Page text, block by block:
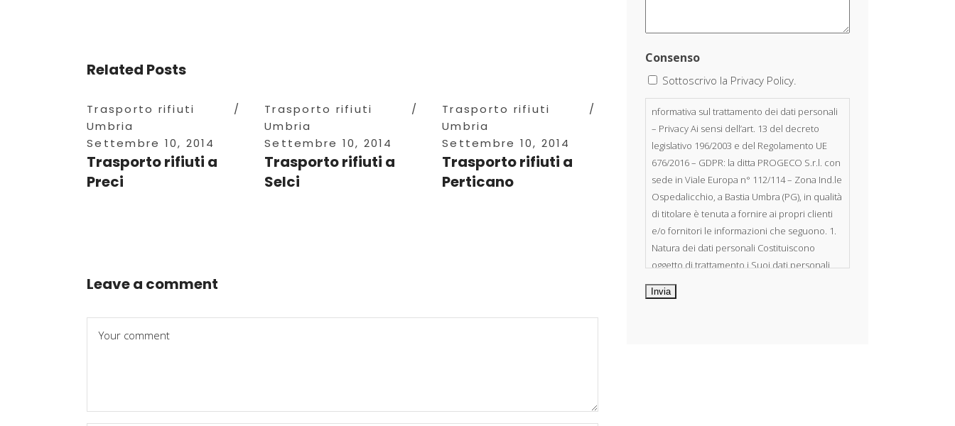
Related Posts
Trasporto rifiuti
Umbria
Settembre 10, 2014
Trasporto rifiuti a
Preci
Trasporto rifiuti
Umbria
Settembre 10, 2014
Trasporto rifiuti a
Selci
Trasporto rifiuti
Umbria
Settembre 10, 2014
Trasporto rifiuti a
Perticano
Leave a comment
Consenso
Sottoscrivo la Privacy Policy.
nformativa sul trattamento dei dati personali
– Privacy Ai sensi dell’art. 13 del decreto
legislativo 196/2003 e del Regolamento UE
676/2016 – GDPR: la ditta PROGECO S.r.l. con
sede in Viale Europa n° 112/114 – Zona Ind.le
Ospedalicchio, a Bastia Umbra (PG), in qualità
di titolare è tenuta a fornire ai propri clienti
e/o fornitori le informazioni che seguono. 1.
Natura dei dati personali Costituiscono
oggetto di trattamento i Suoi dati personali,
riferibili direttamente od indirettamente al
suo rapporto con la ditta scrivente, per il